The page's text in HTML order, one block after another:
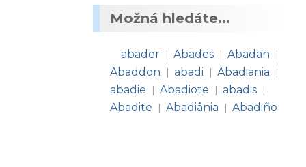
Možná hledáte...
abader | Abades | Abadan |
Abaddon | abadi | Abadiania |
abadie | Abadiote | abadis |
Abadite | Abadiânia | Abadiño